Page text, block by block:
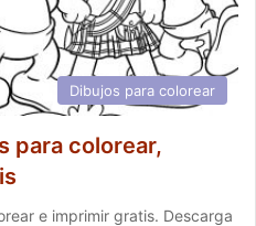
Dibujos para colorear
para colorear,
e imprimir gratis. Descarga